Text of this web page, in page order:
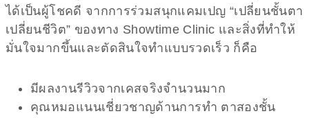
ได้เป็นผู้โชคดี จากการร่วมสนุกแคมเปญ “เปลี่ยนชั้นตา
เปลี่ยนชีวิต” ของทาง Showtime Clinic และสิ่งที่ทำให้
มั่นใจมากขึ้นและตัดสินใจทำแบบรวดเร็ว ก็คือ
มีผลงานรีวิวจากเคสจริงจำนวนมาก
คุณหมอแนนเชี่ยวชาญด้านการทำ ตาสองชั้น